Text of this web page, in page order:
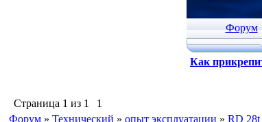
Форум
Как
Страница 1 из 1
1
Форум » Технический » опыт эксплуатации » RD